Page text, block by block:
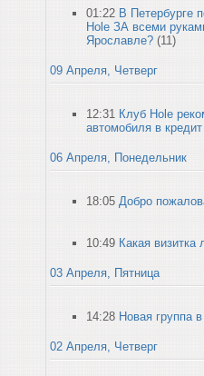
01:22 В Петербурге
Hole ЗА всеми
Ярославле? (11)
09 Апреля, Четверг
12:31 Клуб Hole
автомобиля в
06 Апреля, Понедельник
18:05 Добро
10:49 Какая визитка
03 Апреля, Пятница
14:28 Новая группа
02 Апреля, Четверг